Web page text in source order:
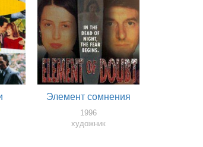
Элемент сомнения
1996
художник